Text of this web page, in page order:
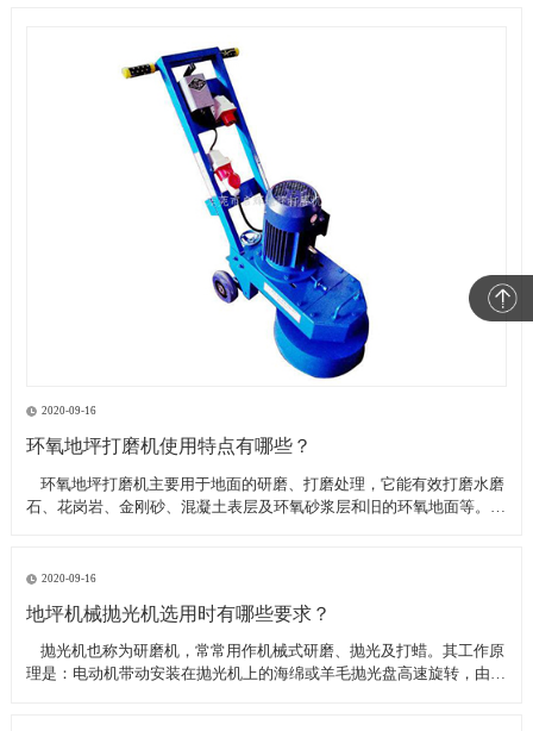
2020-09-16
环氧地坪打磨机使用特点有哪些？
​ 环氧地坪打磨机主要用于地面的研磨、打磨处理，它能有效打磨水磨
石、花岗岩、金刚砂、混凝土表层及环氧砂浆层和旧的环氧地面等。具
地坪工程处理的必备设
2020-09-16
地坪机械抛光机选用时有哪些要求？
​ 抛光机也称为研磨机，常常用作机械式研磨、抛光及打蜡。其工作原
理是：电动机带动安装在抛光机上的海绵或羊毛抛光盘高速旋转，由于